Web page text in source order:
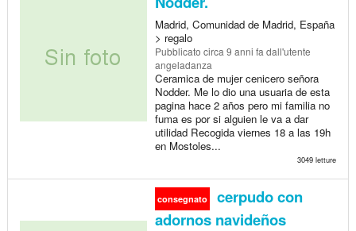
Madrid, Comunidad de Madrid, España
> regalo
Pubblicato circa 9 anni fa dall'utente
angeladanza
Ceramica de mujer cenicero señora
Nodder. Me lo dio una usuaria de esta
pagina hace 2 años pero mi familia no
fuma es por si alguien le va a dar
utilidad Recogida viernes 18 a las 19h
en Mostoles...
3049 letture
consegnato
cerpudo con
adornos navideños